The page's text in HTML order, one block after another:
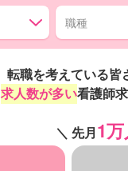
転職を考えている皆
求人数が多い看護師
＼ 先月1